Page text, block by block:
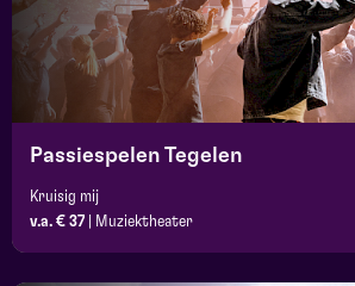
Passiespelen Tegelen
Kruisig mij
v.a. € 37
Muziektheater